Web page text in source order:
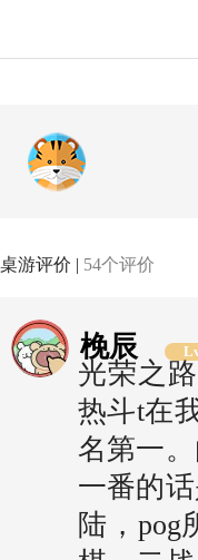
桌游评价 | 54个评价
梚辰
光荣之
热斗t在
名第一
一番的
陆，pog